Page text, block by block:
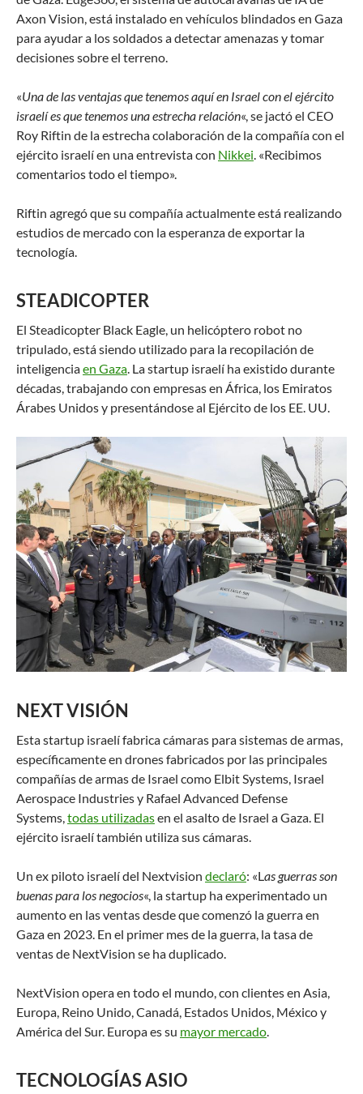
Axon Vision, está instalado en vehículos blindados en Gaza
para ayudar a los soldados a detectar amenazas y tomar
decisiones sobre el terreno.
«Una de las ventajas que tenemos aquí en Israel con el ejército
israelí es que tenemos una estrecha relación«, se jactó el CEO
Roy Riftin de la estrecha colaboración de la compañía con el
ejército israelí en una entrevista con Nikkei . «Recibimos
comentarios todo el tiempo».
Riftin agregó que su compañía actualmente está realizando
estudios de mercado con la esperanza de exportar la
tecnología.
STEADICOPTER
El Steadicopter Black Eagle, un helicóptero robot no
tripulado, está siendo utilizado para la recopilación de
inteligenciaen Gaza . La startup israelí ha existido durante
décadas, trabajando con empresas en África, los Emiratos
Árabes Unidos y presentándose al Ejército de los EE. UU.
NEXT VISIÓN
Esta startup israelí fabrica cámaras para sistemas de armas,
específicamente en drones fabricados por las principales
compañías de armas de Israel como Elbit Systems, Israel
Aerospace Industries y Rafael Advanced Defense
Systems,todas utilizadasen el asalto de Israel a Gaza. El
ejército israelí también utiliza sus cámaras.
Un ex piloto israelí del Nextvision declaró: «Las guerras son
buenas para los negocios«, la startup ha experimentado un
aumento en las ventas desde que comenzó la guerra en
Gaza en 2023. En el primer mes de la guerra, la tasa de
ventas de NextVision se ha duplicado.
NextVision opera en todo el mundo, con clientes en Asia,
Europa, Reino Unido, Canadá, Estados Unidos, México y
América del Sur. Europa es su mayor mercado.
TECNOLOGÍAS ASIO